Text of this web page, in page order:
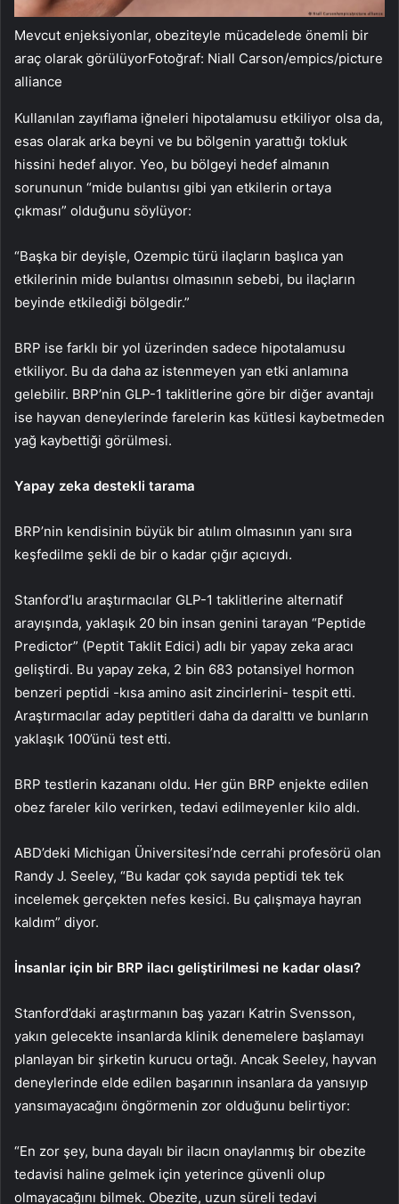
Mevcut enjeksiyonlar, obeziteyle mücadelede önemli bir
araç olarak görülüyorFotoğraf: Niall Carson/empics/picture
alliance
Kullanılan zayıflama iğneleri hipotalamusu etkiliyor olsa da,
esas olarak arka beyni ve bu bölgenin yarattığı tokluk
hissini hedef alıyor. Yeo, bu bölgeyi hedef almanın
sorununun “mide bulantısı gibi yan etkilerin ortaya
çıkması” olduğunu söylüyor:
“Başka bir deyişle, Ozempic türü ilaçların başlıca yan
etkilerinin mide bulantısı olmasının sebebi, bu ilaçların
beyinde etkilediği bölgedir.”
BRP ise farklı bir yol üzerinden sadece hipotalamusu
etkiliyor. Bu da daha az istenmeyen yan etki anlamına
gelebilir. BRP’nin GLP-1 taklitlerine göre bir diğer avantajı
ise hayvan deneylerinde farelerin kas kütlesi kaybetmeden
yağ kaybettiği görülmesi.
Yapay zeka destekli tarama
BRP’nin kendisinin büyük bir atılım olmasının yanı sıra
keşfedilme şekli de bir o kadar çığır açıcıydı.
Stanford’lu araştırmacılar GLP-1 taklitlerine alternatif
arayışında, yaklaşık 20 bin insan genini tarayan “Peptide
Predictor” (Peptit Taklit Edici) adlı bir yapay zeka aracı
geliştirdi. Bu yapay zeka, 2 bin 683 potansiyel hormon
benzeri peptidi -kısa amino asit zincirlerini- tespit etti.
Araştırmacılar aday peptitleri daha da daralttı ve bunların
yaklaşık 100’ünü test etti.
BRP testlerin kazananı oldu. Her gün BRP enjekte edilen
obez fareler kilo verirken, tedavi edilmeyenler kilo aldı.
ABD’deki Michigan Üniversitesi’nde cerrahi profesörü olan
Randy J. Seeley, “Bu kadar çok sayıda peptidi tek tek
incelemek gerçekten nefes kesici. Bu çalışmaya hayran
kaldım” diyor.
İnsanlar için bir BRP ilacı geliştirilmesi ne kadar olası?
Stanford’daki araştırmanın baş yazarı Katrin Svensson,
yakın gelecekte insanlarda klinik denemelere başlamayı
planlayan bir şirketin kurucu ortağı. Ancak Seeley, hayvan
deneylerinde elde edilen başarının insanlara da yansıyıp
yansımayacağını öngörmenin zor olduğunu belirtiyor:
“En zor şey, buna dayalı bir ilacın onaylanmış bir obezite
tedavisi haline gelmek için yeterince güvenli olup
olmayacağını bilmek. Obezite, uzun süreli tedavi